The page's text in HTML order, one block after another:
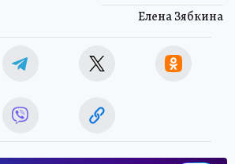
Елена Зябкина